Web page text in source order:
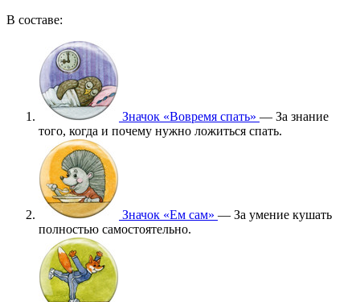
В составе:
Значок «Вовремя спать» — За знание
того, когда и почему нужно ложиться спать.
Значок «Ем сам» — За умение кушать
полностью самостоятельно.